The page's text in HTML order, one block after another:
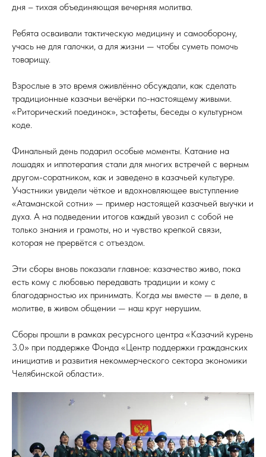
дня – тихая объединяющая вечерняя молитва.
Ребята осваивали тактическую медицину и самооборону,
учась не для галочки, а для жизни — чтобы суметь помочь
товарищу.
Взрослые в это время оживлённо обсуждали, как сделать
традиционные казачьи вечёрки по-настоящему живыми.
«Риторический поединок», эстафеты, беседы о культурном
коде.
Финальный день подарил особые моменты. Катание на
лошадях и иппотерапия стали для многих встречей с верным
другом-соратником, как и заведено в казачьей культуре.
Участники увидели чёткое и вдохновляющее выступление
«Атаманской сотни» — пример настоящей казачьей выучки и
духа. А на подведении итогов каждый увозил с собой не
только знания и грамоты, но и чувство крепкой связи,
которая не прервётся с отъездом.
Эти сборы вновь показали главное: казачество живо, пока
есть кому с любовью передавать традиции и кому с
благодарностью их принимать. Когда мы вместе — в деле, в
молитве, в живом общении — наш круг нерушим.
Сборы прошли в рамках ресурсного центра «Казачий курень
3.0» при поддержке Фонда «Центр поддержки гражданских
инициатив и развития некоммерческого сектора экономики
Челябинской области».